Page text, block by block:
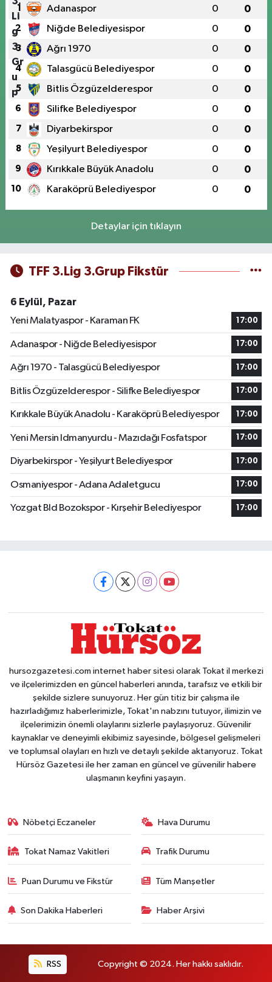
1 Adanaspor 0 0
2 Niğde Belediyesispor 0 0
3 Ağrı 1970 0 0
4 Talasgücü Belediyespor 0 0
5 Bitlis Özgüzelderespor 0 0
6 Silifke Belediyespor 0 0
7 Diyarbekirspor 0 0
8 Yeşilyurt Belediyespor 0 0
9 Kırıkkale Büyük Anadolu 0 0
10 Karaköprü Belediyespor 0 0
Detaylar için tıklayın
TFF 3.Lig 3.Grup Fikstür
6 Eylül, Pazar
Yeni Malatyaspor - Karaman FK
17:00
Adanaspor - Niğde Belediyesispor 17:00
Ağrı 1970 - Talasgücü Belediyespor 17:00
Bitlis Özgüzelderespor - Silifke Belediyespor 17:00
Kırıkkale Büyük Anadolu - Karaköprü Belediyespor 17:00
Yeni Mersin Idmanyurdu - Mazıdağı Fosfatspor 17:00
Diyarbekirspor - Yeşilyurt Belediyespor 17:00
Osmaniyespor - Adana Adaletgucu 17:00
Yozgat Bld Bozokspor - Kırşehir Belediyespor 17:00
hursozgazetesi.com internet haber sitesi olarak Tokat il merkezi
ve ilçelerimizden en güncel haberleri anında, tarafsız ve etkili bir
şekilde sizlere sunuyoruz. Her gün titiz bir çalışma ile
hazırladığımız haberlerimizle, Tokat'ın nabzını tutuyor, ilimizin ve
ilçelerimizin önemli olaylarını sizlerle paylaşıyoruz. Güvenilir
kaynaklar ve deneyimli ekibimiz sayesinde, bölgesel gelişmeleri
ve toplumsal olayları en hızlı ve detaylı şekilde aktarıyoruz. Tokat
Hürsöz Gazetesi ile her zaman en güncel ve güvenilir habere
ulaşmanın keyfini yaşayın.
Nöbetçi Eczaneler Hava Durumu
Tokat Namaz Vakitleri Trafik Durumu
Puan Durumu ve Fikstür Tüm Manşetler
Son Dakika Haberleri Haber Arşivi
RSS Copyright © 2024. Her hakkı saklıdır.